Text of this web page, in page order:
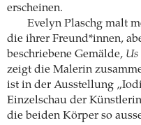
erscheinen.
Evelyn Plaschg malt
die ihrer Freund*innen,
beschriebene Gemälde, Us
zeigt die Malerin
ist in der Ausstellung
Einzelschau der
die beiden Körper so